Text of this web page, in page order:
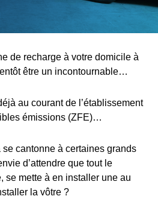
de recharge à votre domicile à
être un incontournable…
au courant de l’établissement
émissions (ZFE)…
cantonne à certaines grands
d’attendre que tout le
se mette à en installer une au
la vôtre ?